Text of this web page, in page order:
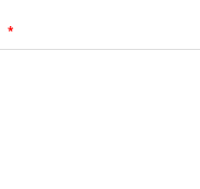
*